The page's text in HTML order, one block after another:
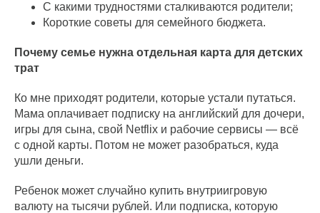
С какими трудностями сталкиваются родители;
Короткие советы для семейного бюджета.
Почему семье нужна отдельная карта для детских
трат
Ко мне приходят родители, которые устали путаться.
Мама оплачивает подписку на английский для дочери,
игры для сына, свой Netflix и рабочие сервисы — всё
с одной карты. Потом не может разобраться, куда
ушли деньги.
Ребенок может случайно купить внутриигровую
валюту на тысячи рублей. Или подписка, которую